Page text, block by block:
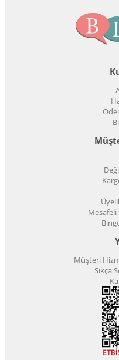
Mesafeli
Müşteri
Sıkça